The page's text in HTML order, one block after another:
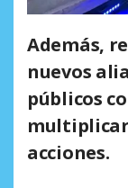
Además,
nuevos
públicos
acciones.